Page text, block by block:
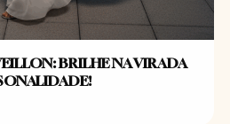
BRILHE NA VIRADA